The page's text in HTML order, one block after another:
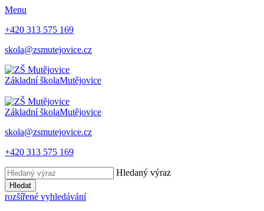
Menu
+420 313 575 169
skola@zsmutejovice.cz
Základní školaMutějovice
Základní školaMutějovice
skola@zsmutejovice.cz
+420 313 575 169
Hledaný výraz
Hledat
rozšířené vyhledávání